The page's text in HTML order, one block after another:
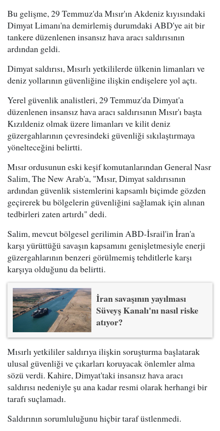
Bu gelişme, 29 Temmuz'da Mısır'ın Akdeniz kıyısındaki
Dimyat Limanı'na demirlemiş durumdaki ABD'ye ait bir
tankere düzenlenen insansız hava aracı saldırısının
ardından geldi.
Dimyat saldırısı, Mısırlı yetkililerde ülkenin limanları ve
deniz yollarının güvenliğine ilişkin endişelere yol açtı.
Yerel güvenlik analistleri, 29 Temmuz'da Dimyat'a
düzenlenen insansız hava aracı saldırısının Mısır'ı başta
Kızıldeniz olmak üzere limanları ve kilit deniz
güzergahlarının çevresindeki güvenliği sıkılaştırmaya
yönelteceğini belirtti.
Mısır ordusunun eski keşif komutanlarından General Nasr
Salim, The New Arab'a, "Mısır, Dimyat saldırısının
ardından güvenlik sistemlerini kapsamlı biçimde gözden
geçirerek bu bölgelerin güvenliğini sağlamak için alınan
tedbirleri zaten artırdı" dedi.
Salim, mevcut bölgesel gerilimin ABD-İsrail'in İran'a
karşı yürüttüğü savaşın kapsamını genişletmesiyle enerji
güzergahlarının benzeri görülmemiş tehditlerle karşı
karşıya olduğunu da belirtti.
İran savaşının yayılması
Süveyş Kanalı'nı nasıl riske
atıyor?
Mısırlı yetkililer saldırıya ilişkin soruşturma başlatarak
ulusal güvenliği ve çıkarları koruyacak önlemler alma
sözü verdi. Kahire, Dimyat'taki insansız hava aracı
saldırısı nedeniyle şu ana kadar resmi olarak herhangi bir
tarafı suçlamadı.
Saldırının sorumluluğunu hiçbir taraf üstlenmedi.